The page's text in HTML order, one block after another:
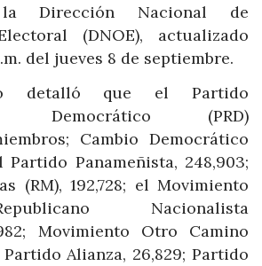
Dirección Nacional de
(DNOE), actualizado
del jueves 8 de septiembre.
detalló que el Partido
Democrático (PRD)
Cambio Democrático
Partido Panameñista, 248,903;
(RM), 192,728; el Movimiento
Nacionalista
Movimiento Otro Camino
Partido Alianza, 26,829; Partido